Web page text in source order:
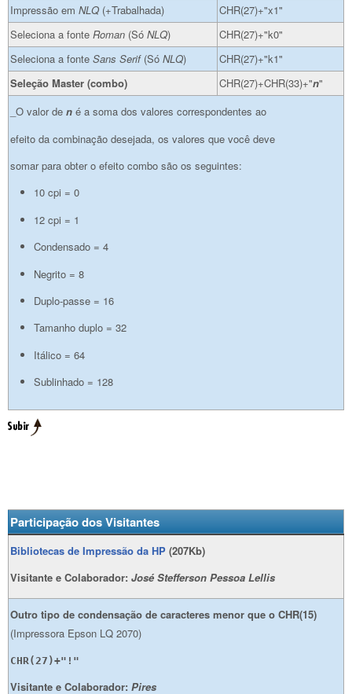
Impressão em NLQ (+Trabalhada)
CHR(27)+"x1"
Seleciona a fonte Roman (Só NLQ)
CHR(27)+"k0"
Seleciona a fonte Sans Serif(Só NLQ)
CHR(27)+"k1"
Seleção Master (combo)
CHR(27)+CHR(33)+"n"
_O valor de n é a soma dos valores correspondentes ao
efeito da combinação desejada, os valores que você deve
somar para obter o efeito combo são os seguintes:
10 cpi = 0
12 cpi = 1
Condensado = 4
Negrito = 8
Duplo-passe = 16
Tamanho duplo = 32
Itálico = 64
Sublinhado = 128
Participação dos Visitantes
Bibliotecas de Impressão da HP (207Kb)
Visitante e Colaborador: José Stefferson Pessoa Lellis
Outro tipo de condensação de caracteres menor que o CHR(15)
(Impressora Epson LQ 2070)
CHR(27)+"!"
Visitante e Colaborador: Pires